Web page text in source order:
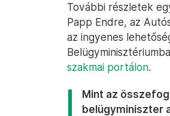
További részletek
Papp Endre, az
az ingyenes
szakmai portálon.
Mint az
belügyminiszter